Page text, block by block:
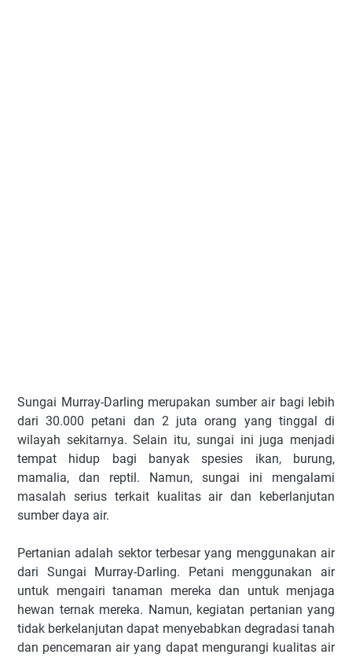
Sungai Murray-Darling merupakan sumber air bagi lebih
dari 30.000 petani dan 2 juta orang yang tinggal di
wilayah sekitarnya. Selain itu, sungai ini juga menjadi
tempat hidup bagi banyak spesies ikan, burung,
mamalia, dan reptil. Namun, sungai ini mengalami
masalah serius terkait kualitas air dan keberlanjutan
sumber daya air.
Pertanian adalah sektor terbesar yang menggunakan air
dari Sungai Murray-Darling. Petani menggunakan air
untuk mengairi tanaman mereka dan untuk menjaga
hewan ternak mereka. Namun, kegiatan pertanian yang
tidak berkelanjutan dapat menyebabkan degradasi tanah
dan pencemaran air yang dapat mengurangi kualitas air